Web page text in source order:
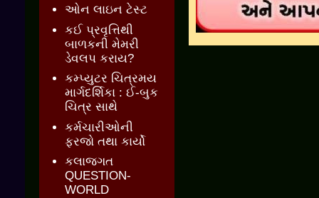
ઓન લાઇન ટેસ્ટ
કઈ પ્રવૃત્તિથી
બાળકની મેમરી
ડેવલપ કરાય?
કમ્પ્યુટર ચિત્રમય
માર્ગદર્શિકા : ઈ-બુક
ચિત્ર સાથે
કર્મચારીઓની
ફરજો તથા કાર્યો
કલાજગત
QUESTION-
WORLD